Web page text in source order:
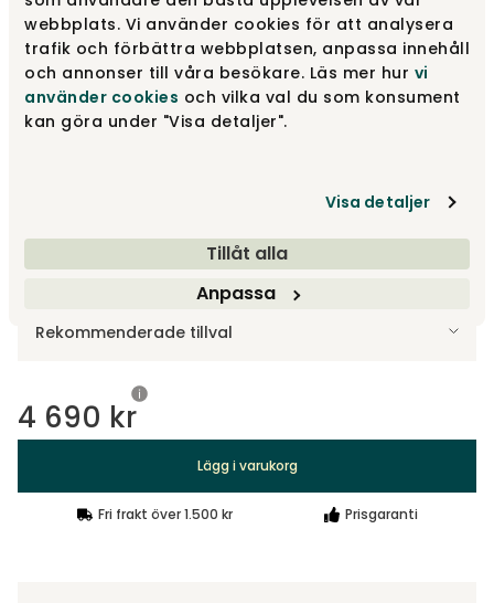
webbplats. Vi använder cookies för att analysera
trafik och förbättra webbplatsen, anpassa innehåll
och annonser till våra besökare. Läs mer hur vi
använder cookies och vilka val du som konsument
kan göra under "Visa detaljer".
Visa detaljer
Tillåt alla
Anpassa
Björk | Ingefära 40 4 690 kr
Visa fler +20
Rekommenderade tillval
4 690 kr
Lägg i varukorg
Fri frakt över 1.500 kr Prisgaranti